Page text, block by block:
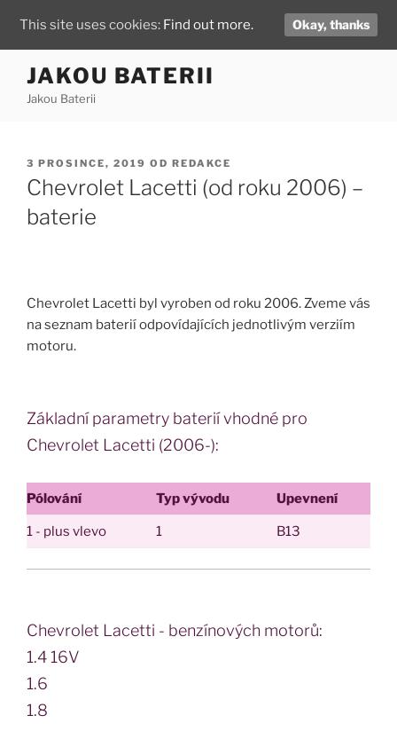
obsahu
JAKOU BATERII
Jakou Baterii
PUBLIKOVÁNO
3 PROSINCE, 2019 OD REDAKCE
Chevrolet Lacetti (od roku 2006) –
baterie
Chevrolet Lacetti byl vyroben od roku 2006. Zveme vás
na seznam baterií odpovídajících jednotlivým verziím
motoru.
Základní parametry baterií vhodné pro
Chevrolet Lacetti (2006-):
Pólování Typ vývodu Upevnení
1 - plus vlevo 1 B13
Chevrolet Lacetti - benzínových motorů:
1.4 16V
1.6
1.8
This site uses cookies: Find out more. Okay, thanks